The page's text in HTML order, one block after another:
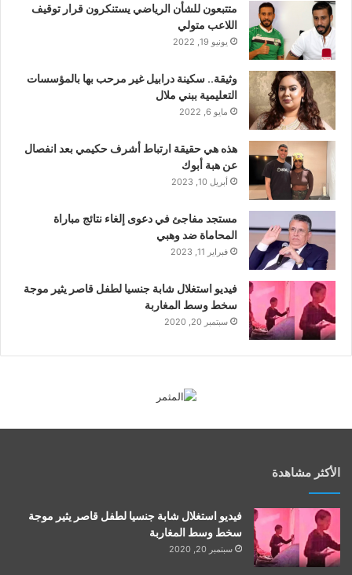
متتبعون للشأن الرياضي يستنكرون قرار توقيف
اللاعب متولي
يونيو 19, 2022
وثيقة.. سكينة درابيل غير مرحب بها بالمؤسسات
التعليمية ببني ملال
مايو 6, 2022
هذه هي حقيقة ارتباط أشرف حكيمي بعد انفصال
عن هبة أبوك
أبريل 10, 2023
مستجد مفاجئ في دعوى إلغاء نتائج مباراة
المحاماة ضد وهبي
فبراير 11, 2023
فيديو استغلال شابة جنسيا لطفل قاصر يثير موجة
سخط وسط المغاربة
سبتمبر 20, 2020
الأكثر مشاهدة
فيديو استغلال شابة جنسيا لطفل قاصر يثير موجة
سخط وسط المغاربة
سبتمبر 20, 2020